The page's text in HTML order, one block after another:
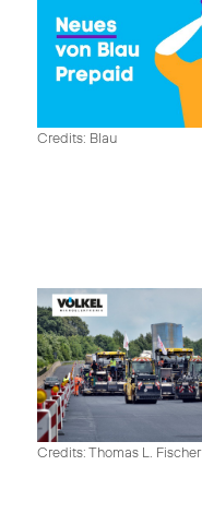
Credits: Blau
Credits: Thomas L. Fischer